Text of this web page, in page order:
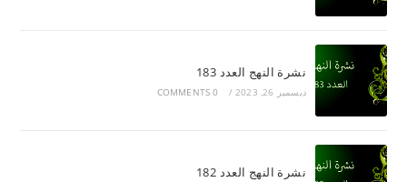
نشرة النهج العدد 183
ديسمبر 26, 2023 /
0 COMMENTS
نشرة النهج العدد 182